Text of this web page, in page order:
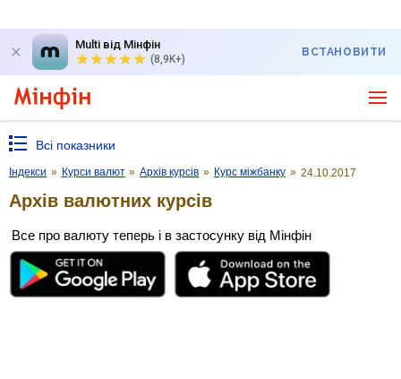
Multi від Мінфін
(8,9K+)
ВСТАНОВИТИ
Всі показники
Індекси » Курси валют » Архів курсів » Курс міжбанку » 24.10.2017
Архів валютних курсів
Все про валюту теперь і в застосунку від Мінфін